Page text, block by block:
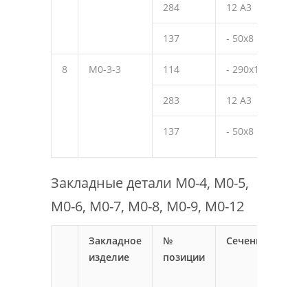
284 12 А3
137 - 50х8
8 М0-3-3 114 - 290х10
283 12 А3
137 - 50х8
Закладные детали М0-4, М0-5,
М0-6, М0-7, М0-8, М0-9, М0-12
Закладное
изделие
№
позиции
Сечение